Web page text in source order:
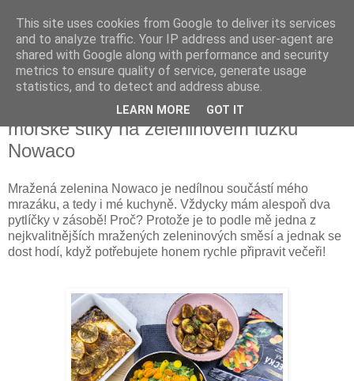
Something Sometimes
pondělí 21. března 2022
Super rychlá večeře: recept na filet z
mořské štiky na zeleninovém lůžku
Nowaco
Mražená zelenina Nowaco je nedílnou součástí mého
mrazáku, a tedy i mé kuchyně. Vždycky mám alespoň dva
pytlíčky v zásobě! Proč? Protože je to podle mě jedna z
nejkvalitnějších mražených zeleninových směsí a jednak se
dost hodí, když potřebujete honem rychle připravit večeři!
This site uses cookies from Google to deliver its services
and to analyze traffic. Your IP address and user-agent are
shared with Google along with performance and security
metrics to ensure quality of service, generate usage
statistics, and to detect and address abuse.
LEARN MORE GOT IT